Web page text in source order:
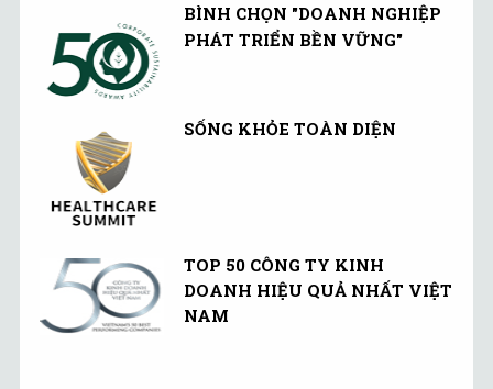
BÌNH CHỌN "DOANH NGHIỆP
PHÁT TRIỂN BỀN VỮNG"
SỐNG KHỎE TOÀN DIỆN
TOP 50 CÔNG TY KINH
DOANH HIỆU QUẢ NHẤT VIỆT
NAM